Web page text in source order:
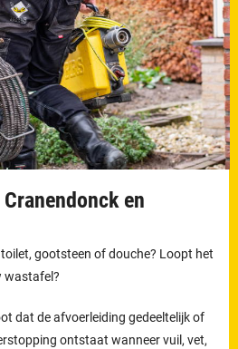
en
gootsteen of douche? Loopt het
wastafel?
dat de afvoerleiding gedeeltelijk of
ontstaat wanneer vuil, vet,